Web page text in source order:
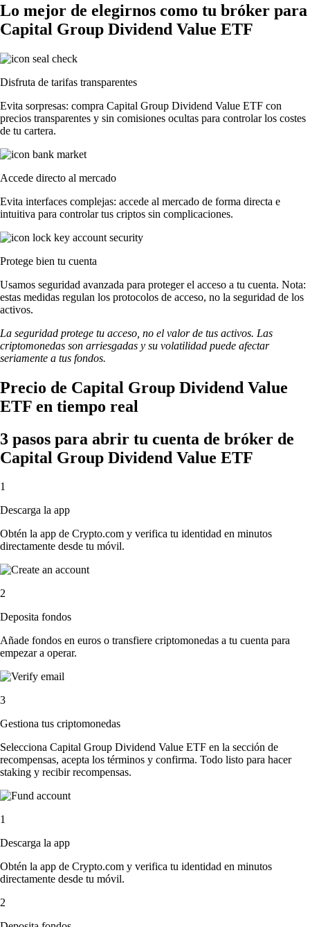
Lo mejor de elegirnos como tu bróker para
Capital Group Dividend Value ETF
Disfruta de tarifas transparentes
Evita sorpresas: compra Capital Group Dividend Value ETF con
precios transparentes y sin comisiones ocultas para controlar los costes
de tu cartera.
Accede directo al mercado
Evita interfaces complejas: accede al mercado de forma directa e
intuitiva para controlar tus criptos sin complicaciones.
Protege bien tu cuenta
Usamos seguridad avanzada para proteger el acceso a tu cuenta. Nota:
estas medidas regulan los protocolos de acceso, no la seguridad de los
activos.
La seguridad protege tu acceso, no el valor de tus activos. Las
criptomonedas son arriesgadas y su volatilidad puede afectar
seriamente a tus fondos.
Precio de Capital Group Dividend Value
ETF en tiempo real
3 pasos para abrir tu cuenta de bróker de
Capital Group Dividend Value ETF
1
Descarga la app
Obtén la app de Crypto.com y verifica tu identidad en minutos
directamente desde tu móvil.
2
Deposita fondos
Añade fondos en euros o transfiere criptomonedas a tu cuenta para
empezar a operar.
3
Gestiona tus criptomonedas
Selecciona Capital Group Dividend Value ETF en la sección de
recompensas, acepta los términos y confirma. Todo listo para hacer
staking y recibir recompensas.
1
Descarga la app
Obtén la app de Crypto.com y verifica tu identidad en minutos
directamente desde tu móvil.
2